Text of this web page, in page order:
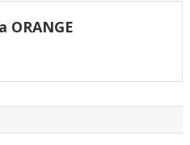
ORANGE